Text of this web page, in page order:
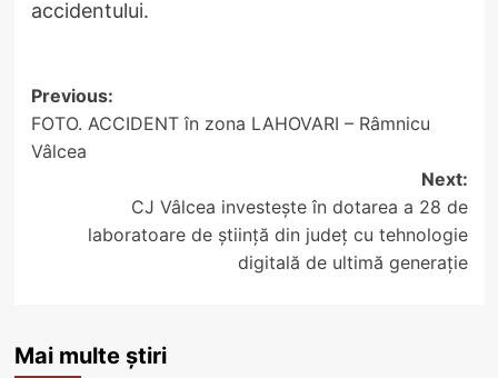
accidentului.
Post
navigation
Previous:
FOTO. ACCIDENT în zona LAHOVARI – Râmnicu
Vâlcea
Next:
CJ Vâlcea investește în dotarea a 28 de
laboratoare de știință din județ cu tehnologie
digitală de ultimă generație
Mai multe știri